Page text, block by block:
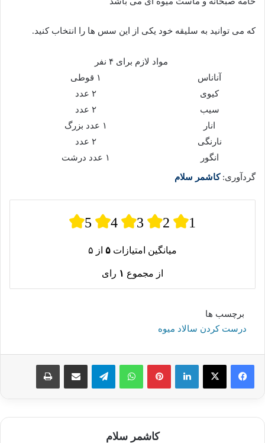
که می توانید به سلیقه خود یکی از این سس ها را انتخاب کنید.
مواد لازم برای ۴ نفر
آناناس
۱ قوطی
کیوی
۲ عدد
سیب
۲ عدد
انار
۱ عدد بزرگ
نارنگی
۲ عدد
انگور
۱ عدد درشت
گردآوری: کاشمر سلام
5 4 3 2 1
میانگین امتیازات ۵ از ۵
از مجموع ۱ رای
برچسب ها
درست کردن سالاد میوه
لینکدین پینترستواتس آپ تلگرام اشتراک گذاری از طریق ایمیل چاپ
کاشمر سلام